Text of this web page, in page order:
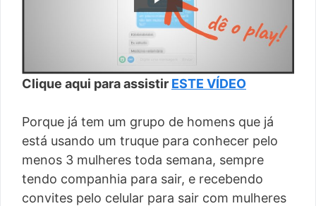
Clique aqui para assistir ESTE VÍDEO
Porque já tem um grupo de homens que já
está usando um truque para conhecer pelo
menos 3 mulheres toda semana, sempre
tendo companhia para sair, e recebendo
convites pelo celular para sair com mulheres